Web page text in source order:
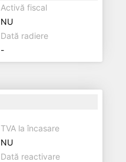
Activă fiscal
NU
Dată radiere
-
TVA la încasare
NU
Dată reactivare